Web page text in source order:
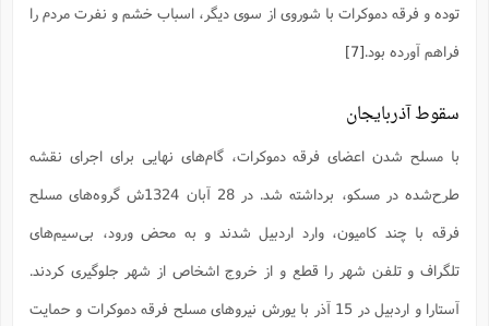
‌توده و فرقه دموکرات با شوروی از سوی دیگر، اسباب خشم و نفرت مردم را
فراهم آورده بود.[7]
سقوط آذربایجان
با مسلح شدن اعضای فرقه دموکرات، گام‌های نهایی برای اجرای نقشه
طرح‌شده در مسکو، برداشته شد. در 28 آبان 1324ش گروه‌های مسلح
فرقه با چند کامیون، وارد اردبیل شدند و به محض ورود، بی‌سیم‌های
تلگراف و تلفن شهر را قطع و از خروج اشخاص از شهر جلوگیری کردند.
آستارا و اردبیل در 15 آذر با یورش نیروهای مسلح فرقه دموکرات و حمایت